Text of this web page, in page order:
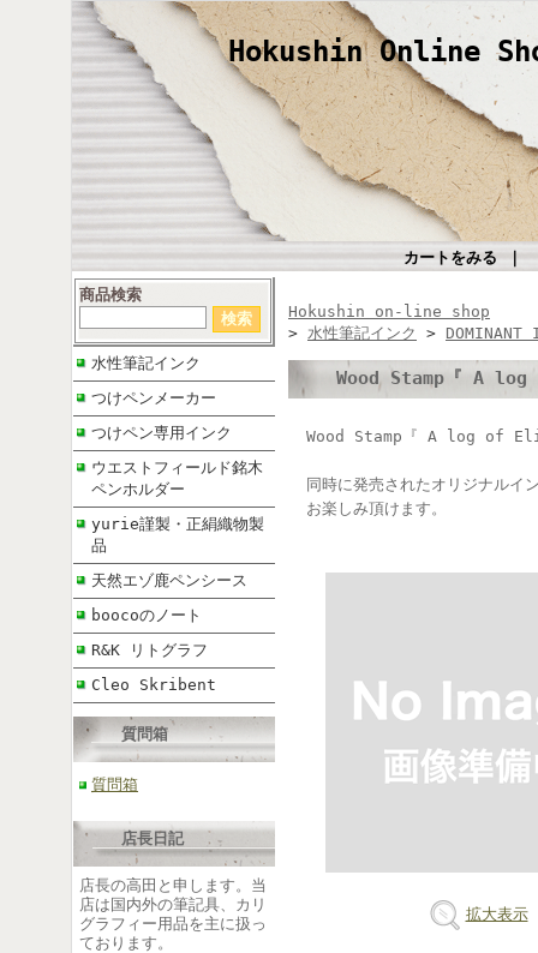
Hokushin Online
カートをみる｜
商品検索
水性筆記インク
つけペンメーカー
つけペン専用インク
ウエストフィールド銘木
ペンホルダー
yurie謹製・正絹織物製
品
天然エゾ鹿ペンシース
boocoのノート
R&K リトグラフ
Cleo Skribent
質問箱
質問箱
店長日記
店長の高田と申します。当
店は国内外の筆記具、カリ
グラフィー用品を主に扱っ
ております。
Hokushin on-line shop
> 水性筆記インク >
Wood Stamp『 A
Wood Stamp『 A log of
同時に発売されたオリジナルイ
お楽しみ頂けます。
拡大表示